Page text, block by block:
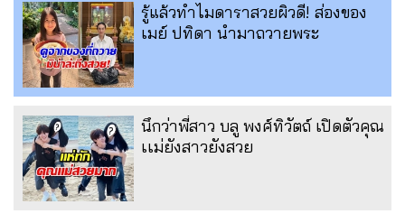
รู้แล้วทำไมดาราสวยผิวดี! ส่องของ
เมย์ ปทิดา นำมาถวายพระ
นึกว่าพี่สาว บลู พงศ์ทิวัตถ์ เปิดตัวคุณ
เเม่ยังสาวยังสวย